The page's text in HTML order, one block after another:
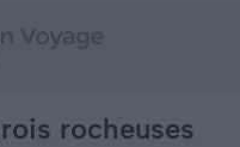
rocheuses